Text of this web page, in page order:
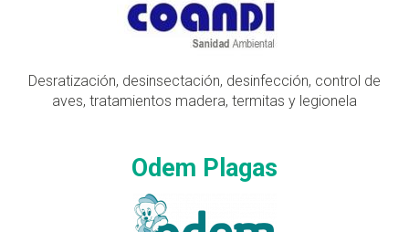
Desratización, desinsectación, desinfección, control de
aves, tratamientos madera, termitas y legionela
Odem Plagas